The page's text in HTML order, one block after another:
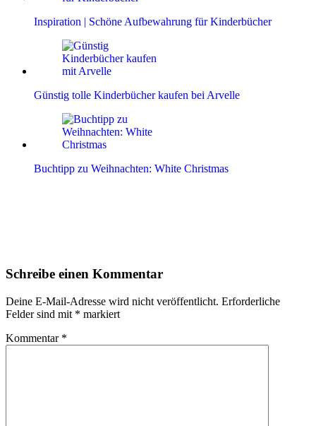
Inspiration | Schöne Aufbewahrung für Kinderbücher
Günstig tolle Kinderbücher kaufen bei Arvelle
Buchtipp zu Weihnachten: White Christmas
Interaktionen
Schreibe einen Kommentar
Deine E-Mail-Adresse wird nicht veröffentlicht. Erforderliche
Felder sind mit * markiert
Kommentar *